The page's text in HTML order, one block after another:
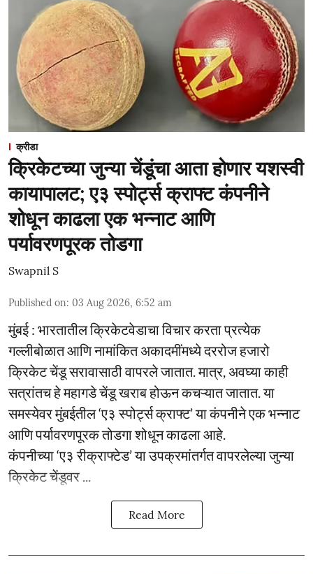
क्रीडा
क्रिकेटच्या जुन्या चेंडूंचा आता होणार यशस्वी
कायापालट; ए३ स्पोर्ट्स क्राफ्ट कंपनीने
शोधून काढला एक भन्नाट आणि
पर्यावरणपूरक तोडगा
Swapnil S
Published on: 03 Aug 2026, 6:52 am
मुंबई : भारतातील क्रिकेटवेडाचा विचार करता प्रत्येक
गल्लीबोळात आणि नामांकित अकादमींमध्ये दररोज हजारो
क्रिकेट चेंडू सरावासाठी वापरले जातात. मात्र, अवघ्या काही
सत्रांतच हे महागडे चेंडू खराब होऊन कचऱ्यात जातात. या
समस्येवर मुंबईतील ‘ए३ स्पोर्ट्स क्राफ्ट’ या कंपनीने एक भन्नाट
आणि पर्यावरणपूरक तोडगा शोधून काढला आहे.
कंपनीच्या ‘ए३ रीक्राफ्टेड’ या उपक्रमांतर्गत वापरलेल्या जुन्या
क्रिकेट चेंडूवर ...
Read More